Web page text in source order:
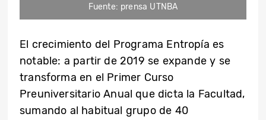
Fuente: prensa UTNBA
El crecimiento del Programa Entropía es
notable: a partir de 2019 se expande y se
transforma en el Primer Curso
Preuniversitario Anual que dicta la Facultad,
sumando al habitual grupo de 40